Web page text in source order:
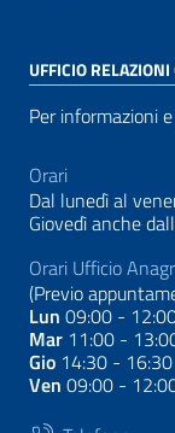
UFFICIO
Per informazioni
Orari
Dal lunedì al
Giovedì anche
Orari Ufficio
(Previo
Lun 09:00 -
Mar 11:00 -
Gio 14:30 - 16:30
Ven 09:00 -